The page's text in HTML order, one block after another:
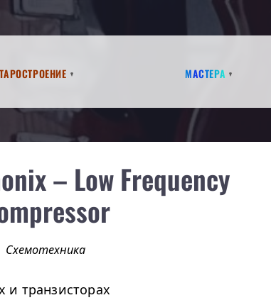
Мастера
– Low Frequency
Схемотехника
и транзисторах